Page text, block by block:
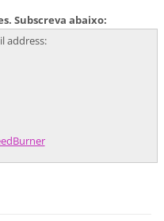
Subscreva abaixo:
address: